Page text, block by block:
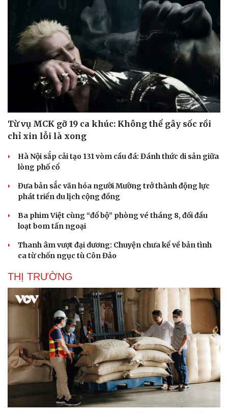
Làm đẹp - giảm cân
Phòng mạch online
Ăn sạch sống khỏe
Từ vụ MCK gỡ 19 ca khúc: Không thể gây sốc rồi
chỉ xin lỗi là xong
Hà Nội sắp cải tạo 131 vòm cầu đá: Đánh thức di sản giữa
lòng phố cổ
Đưa bản sắc văn hóa người Mường trở thành động lực
phát triển du lịch cộng đồng
Ba phim Việt cùng “đổ bộ” phòng vé tháng 8, đối đầu
loạt bom tấn ngoại
Thanh âm vượt đại dương: Chuyện chưa kể về bản tình
ca từ chốn ngục tù Côn Đảo
THỊ TRƯỜNG